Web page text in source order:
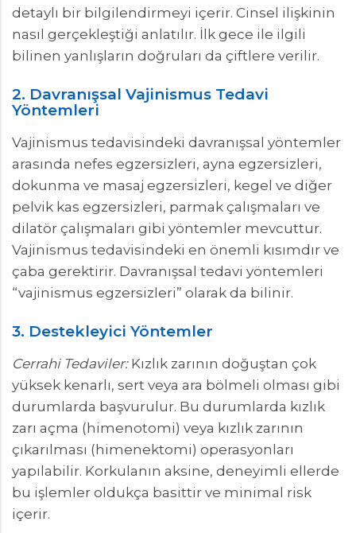
detaylı bir bilgilendirmeyi içerir. Cinsel ilişkinin
nasıl gerçekleştiği anlatılır. İlk gece ile ilgili
bilinen yanlışların doğruları da çiftlere verilir.
2. Davranışsal Vajinismus Tedavi
Yöntemleri
Vajinismus tedavisindeki davranışsal yöntemler
arasında nefes egzersizleri, ayna egzersizleri,
dokunma ve masaj egzersizleri, kegel ve diğer
pelvik kas egzersizleri, parmak çalışmaları ve
dilatör çalışmaları gibi yöntemler mevcuttur.
Vajinismus tedavisindeki en önemli kısımdır ve
çaba gerektirir. Davranışsal tedavi yöntemleri
“vajinismus egzersizleri” olarak da bilinir.
3. Destekleyici Yöntemler
Cerrahi Tedaviler:Kızlık zarının doğuştan çok
yüksek kenarlı, sert veya ara bölmeli olması gibi
durumlarda başvurulur. Bu durumlarda kızlık
zarı açma (himenotomi) veya kızlık zarının
çıkarılması (himenektomi) operasyonları
yapılabilir. Korkulanın aksine, deneyimli ellerde
bu işlemler oldukça basittir ve minimal risk
içerir.